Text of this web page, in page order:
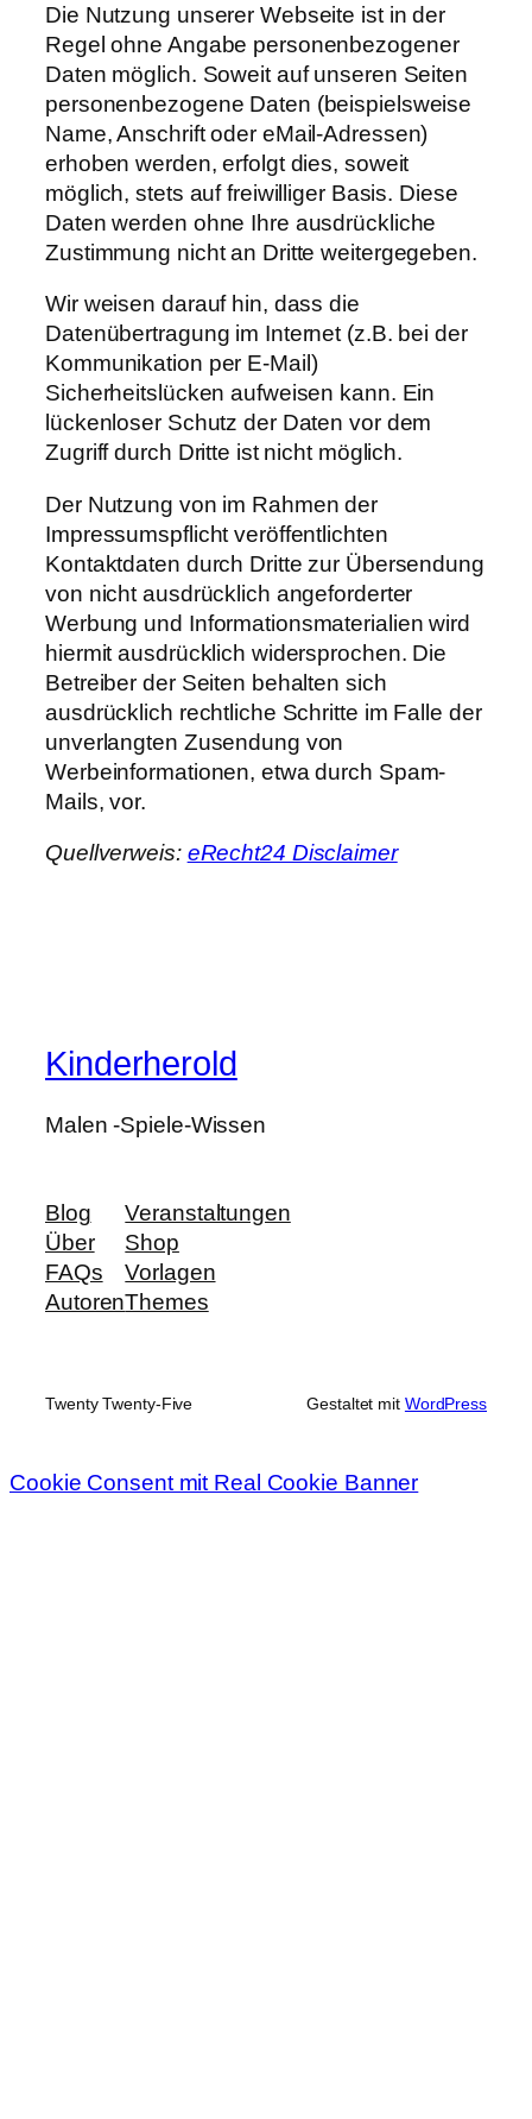
Die Nutzung unserer Webseite ist in der
Regel ohne Angabe personenbezogener
Daten möglich. Soweit auf unseren Seiten
personenbezogene Daten (beispielsweise
Name, Anschrift oder eMail-Adressen)
erhoben werden, erfolgt dies, soweit
möglich, stets auf freiwilliger Basis. Diese
Daten werden ohne Ihre ausdrückliche
Zustimmung nicht an Dritte weitergegeben.
Wir weisen darauf hin, dass die
Datenübertragung im Internet (z.B. bei der
Kommunikation per E-Mail)
Sicherheitslücken aufweisen kann. Ein
lückenloser Schutz der Daten vor dem
Zugriff durch Dritte ist nicht möglich.
Der Nutzung von im Rahmen der
Impressumspflicht veröffentlichten
Kontaktdaten durch Dritte zur Übersendung
von nicht ausdrücklich angeforderter
Werbung und Informationsmaterialien wird
hiermit ausdrücklich widersprochen. Die
Betreiber der Seiten behalten sich
ausdrücklich rechtliche Schritte im Falle der
unverlangten Zusendung von
Werbeinformationen, etwa durch Spam-
Mails, vor.
Quellverweis: eRecht24 Disclaimer
Kinderherold
Malen -Spiele-Wissen
Blog
Über
FAQs
Autoren
Veranstaltungen
Shop
Vorlagen
Themes
Twenty Twenty-Five Gestaltet mit WordPress
Cookie Consent mit Real Cookie Banner